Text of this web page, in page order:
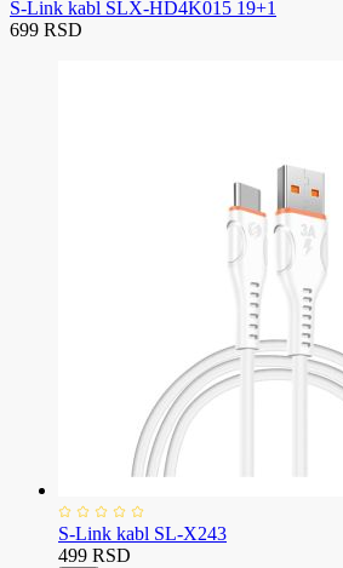
S-Link kabl SLX-HD4K015 19+1
699 RSD
S-Link kabl SL-X243
499 RSD